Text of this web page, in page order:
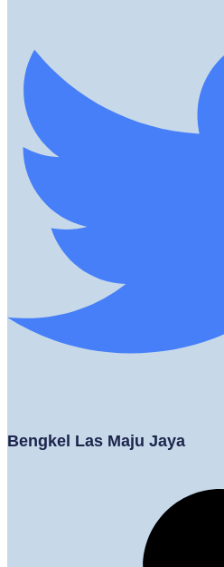
Bengkel Las Maju Jaya